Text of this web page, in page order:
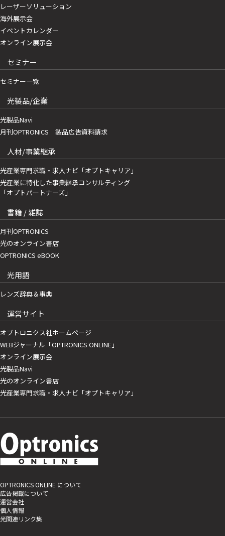
レーザーソリューション
海外展示会
イベントカレンダー
オンライン展示会
セミナー
セミナー一覧
光製品/企業
光製品Navi
月刊OPTRONICS 製品広告資料請求
人材/事業継承
光産業専門求職・求人ナビ「オプトキャリア」
光産業に特化した事業継承コンサルティング
「オプトパートナーズ」
書籍 / 雑誌
月刊OPTRONICS
光のオンライン書店
OPTRONICS eBOOK
光用語
レンズ辞典＆事典
運営サイト
オプトロニクス社ホームページ
WEBジャーナル「OPTRONICS ONLINE」
オンライン展示会
光製品Navi
光のオンライン書店
光産業専門求職・求人ナビ「オプトキャリア」
OPTRONICS ONLINE について
広告掲載について
運営会社
個人情報
光関連リンク集